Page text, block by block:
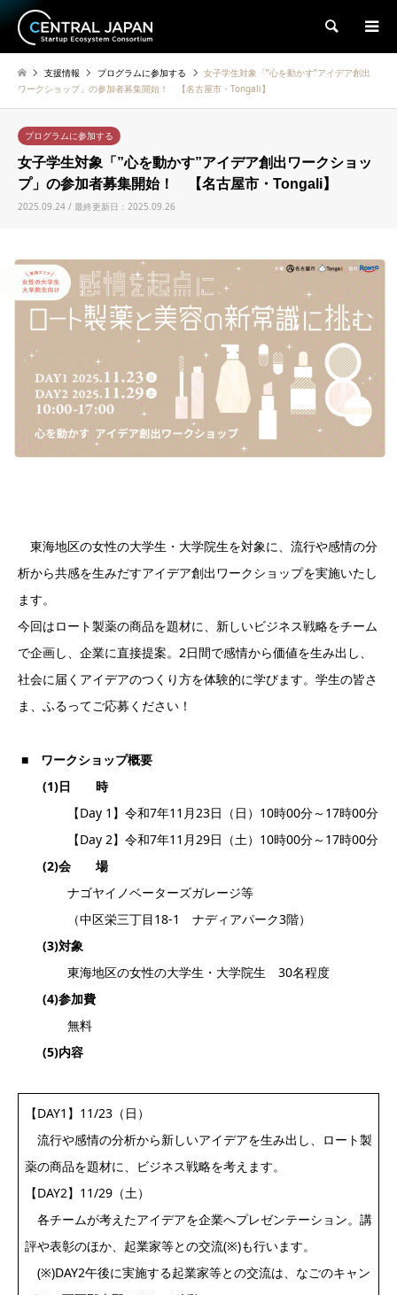
検索
支援情報 プログラムに参加する
女子学生対象「”心を動かす”アイデア創出
ワークショップ」の参加者募集開始！ 【名古屋市・Tongali】
プログラムに参加する
女子学生対象「”心を動かす”アイデア創出ワークショッ
プ」の参加者募集開始！ 【名古屋市・Tongali】
2025.09.24 / 最終更新日：2025.09.26
東海地区の女性の大学生・大学院生を対象に、流行や感情の分
析から共感を生みだすアイデア創出ワークショップを実施いたし
ます。
今回はロート製薬の商品を題材に、新しいビジネス戦略をチーム
で企画し、企業に直接提案。2日間で感情から価値を生み出し、
社会に届くアイデアのつくり方を体験的に学びます。学生の皆さ
ま、ふるってご応募ください！
■ ワークショップ概要
(1)日 時
【Day 1】令和7年11月23日（日）10時00分～17時00分
【Day 2】令和7年11月29日（土）10時00分～17時00分
(2)会 場
ナゴヤイノベーターズガレージ等
（中区栄三丁目18-1 ナディアパーク3階）
(3)対象
東海地区の女性の大学生・大学院生 30名程度
(4)参加費
無料
(5)内容
【DAY1】11/23（日）
流行や感情の分析から新しいアイデアを生み出し、ロート製
薬の商品を題材に、ビジネス戦略を考えます。
【DAY2】11/29（土）
各チームが考えたアイデアを企業へプレゼンテーション。講
評や表彰のほか、起業家等との交流(※)も行います。
(※)DAY2午後に実施する起業家等との交流は、なごのキャン